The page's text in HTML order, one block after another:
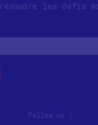
résoudre les défis
Follow us :